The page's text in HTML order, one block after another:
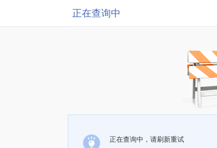
正在查询中
正在查询中，请刷新重试